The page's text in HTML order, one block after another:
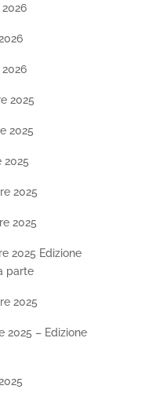
2025
2025
2025
2025
2025
2025 Edizione
parte
2025
2025 – Edizione